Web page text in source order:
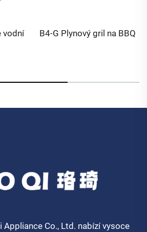
vodní
B4-G Plynový gril na BBQ
Appliance Co., Ltd. nabízí vysoce